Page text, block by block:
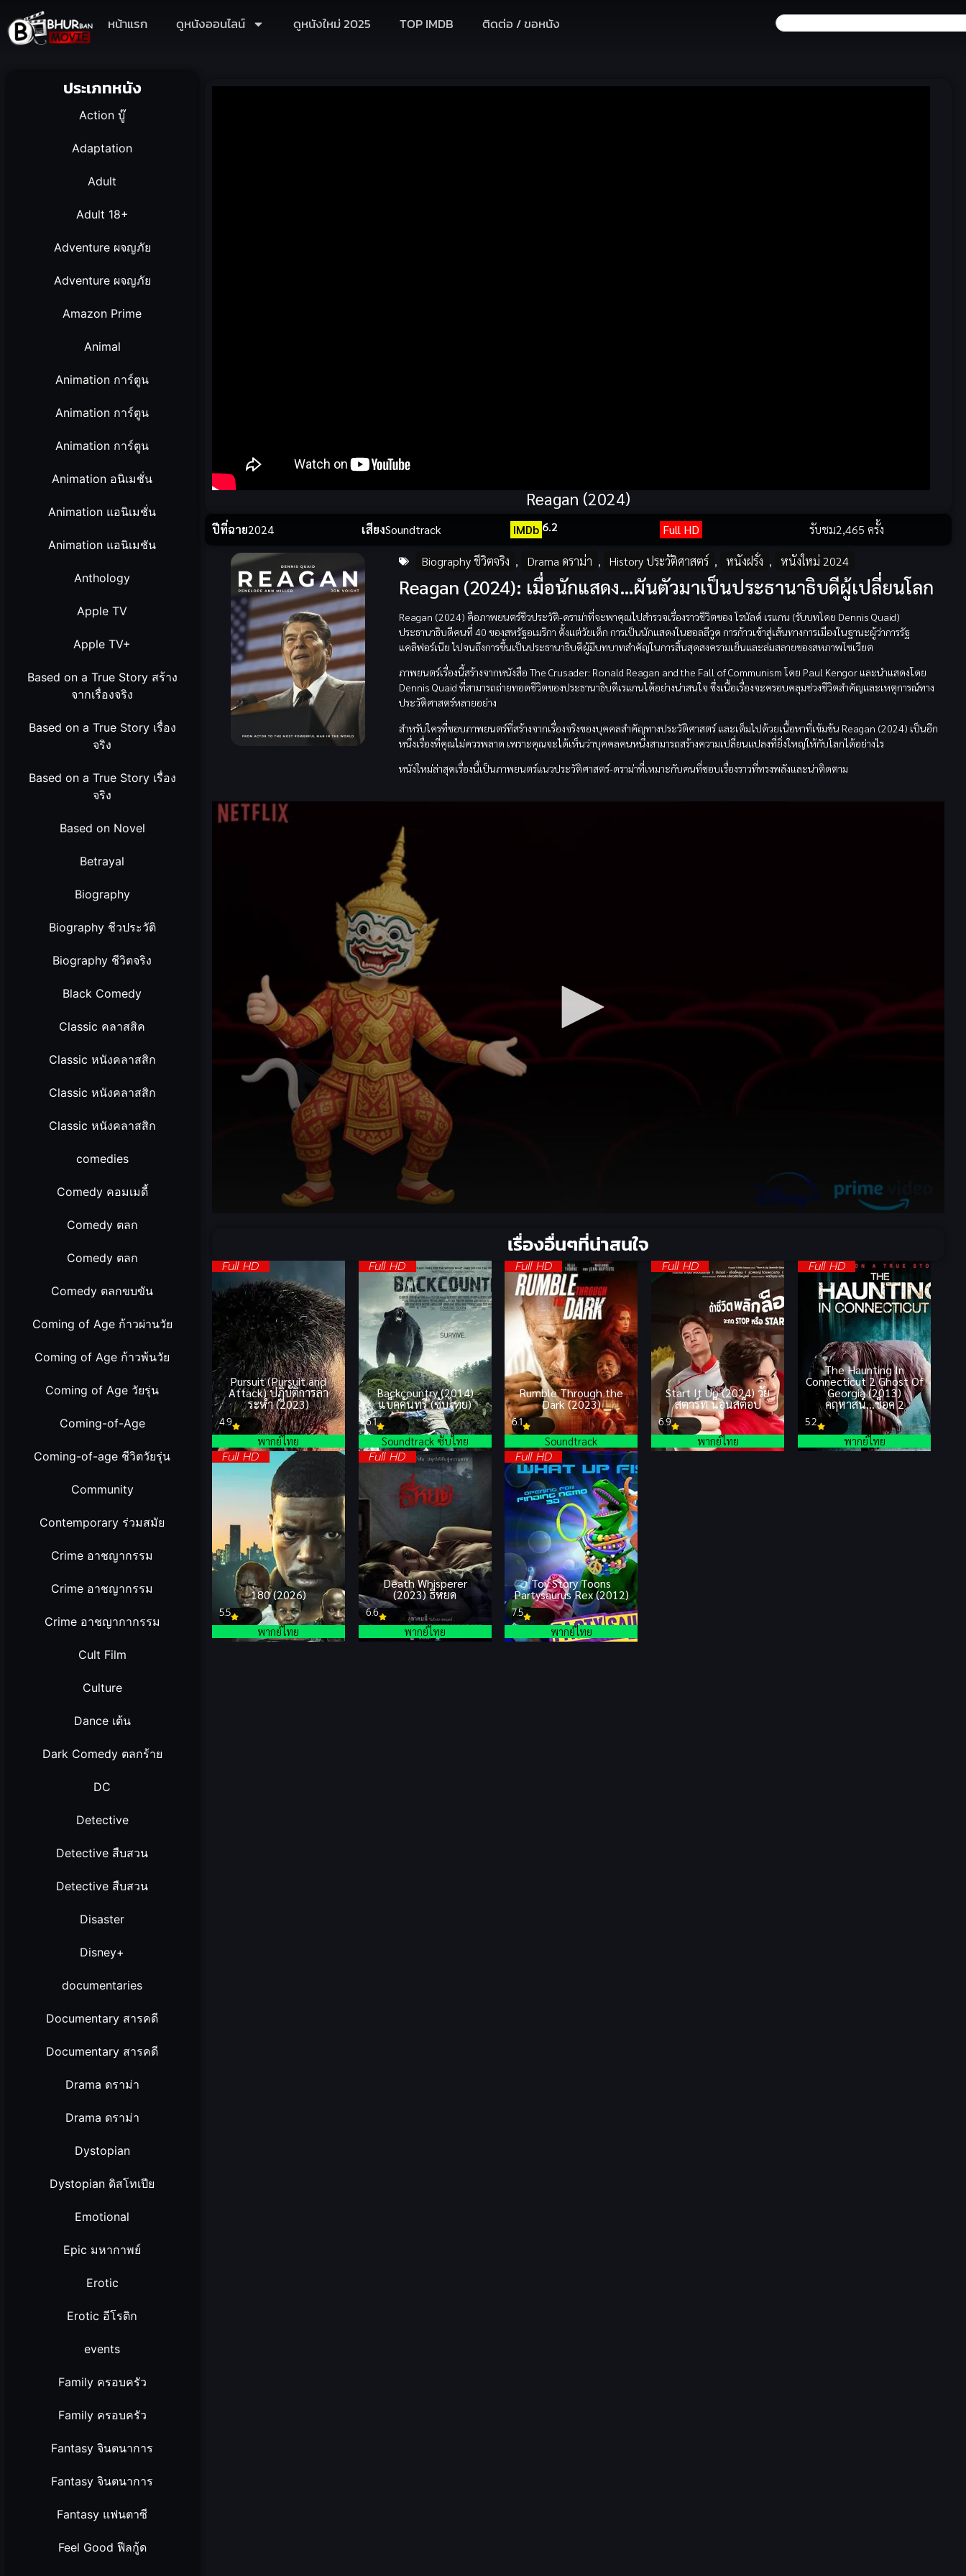
หน้าแรก ดูหนังออนไลน์ ดูหนังใหม่ 2025 TOP IMDB ติดต่อ / ขอหนัง
ประเภทหนัง
Action บู๊
Adaptation
Adult
Adult 18+
Adventure ผจญภัย
Adventure ผจญภัย
Amazon Prime
Animal
Animation การ์ตูน
Animation การ์ตูน
Animation การ์ตูน
Animation อนิเมชั่น
Animation แอนิเมชั่น
Animation แอนิเมชัน
Anthology
Apple TV
Apple TV+
Based on a True Story สร้าง
จากเรื่องจริง
Based on a True Story เรื่อง
จริง
Based on a True Story เรื่อง
จริง
Based on Novel
Betrayal
Biography
Biography ชีวประวัติ
Biography ชีวิตจริง
Black Comedy
Classic คลาสสิค
Classic หนังคลาสสิก
Classic หนังคลาสสิก
Classic หนังคลาสสิก
comedies
Comedy คอมเมดี้
Comedy ตลก
Comedy ตลก
Comedy ตลกขบขัน
Coming of Age ก้าวผ่านวัย
Coming of Age ก้าวพ้นวัย
Coming of Age วัยรุ่น
Coming-of-Age
Coming-of-age ชีวิตวัยรุ่น
Community
Contemporary ร่วมสมัย
Crime อาชญากรรม
Crime อาชญากรรม
Crime อาชญากากรรม
Cult Film
Culture
Dance เต้น
Dark Comedy ตลกร้าย
DC
Detective
Detective สืบสวน
Detective สืบสวน
Disaster
Disney+
documentaries
Documentary สารคดี
Documentary สารคดี
Drama ดราม่า
Drama ดราม่า
Dystopian
Dystopian ดิสโทเปีย
Emotional
Epic มหากาพย์
Erotic
Erotic อีโรติก
events
Family ครอบครัว
Family ครอบครัว
Fantasy จินตนาการ
Fantasy จินตนาการ
Fantasy แฟนตาซี
Feel Good ฟีลกู้ด
Reagan (2024)
ปีที่ฉาย2024 เสียงSoundtrack IMDb 6.2 Full HD รับชม2,465 ครั้ง
Biography ชีวิตจริง , Drama ดราม่า , History ประวัติศาสตร์ , หนังฝรั่ง , หนังใหม่ 2024
Reagan (2024): เมื่อนักแสดง…ผันตัวมาเป็นประธานาธิบดีผู้เปลี่ยนโลก
Reagan (2024) คือภาพยนตร์ชีวประวัติ-ดราม่าที่จะพาคุณไปสำรวจเรื่องราวชีวิตของ โรนัลด์ เรแกน (รับบทโดย Dennis Quaid)
ประธานาธิบดีคนที่ 40 ของสหรัฐอเมริกา ตั้งแต่วัยเด็ก การเป็นนักแสดงในฮอลลีวูด การก้าวเข้าสู่เส้นทางการเมืองในฐานะผู้ว่าการรัฐ
แคลิฟอร์เนีย ไปจนถึงการขึ้นเป็นประธานาธิบดีผู้มีบทบาทสำคัญในการสิ้นสุดสงครามเย็นและล่มสลายของสหภาพโซเวียต
ภาพยนตร์เรื่องนี้สร้างจากหนังสือ The Crusader: Ronald Reagan and the Fall of Communism โดย Paul Kengor และนำแสดงโดย
Dennis Quaid ที่สามารถถ่ายทอดชีวิตของประธานาธิบดีเรแกนได้อย่างน่าสนใจ ซึ่งเนื้อเรื่องจะครอบคลุมช่วงชีวิตสำคัญและเหตุการณ์ทาง
ประวัติศาสตร์หลายอย่าง
สำหรับใครที่ชอบภาพยนตร์ที่สร้างจากเรื่องจริงของบุคคลสำคัญทางประวัติศาสตร์ และเต็มไปด้วยเนื้อหาที่เข้มข้น Reagan (2024) เป็นอีก
หนึ่งเรื่องที่คุณไม่ควรพลาด เพราะคุณจะได้เห็นว่าบุคคลคนหนึ่งสามารถสร้างความเปลี่ยนแปลงที่ยิ่งใหญ่ให้กับโลกได้อย่างไร
หนังใหม่ล่าสุดเรื่องนี้เป็นภาพยนตร์แนวประวัติศาสตร์-ดราม่าที่เหมาะกับคนที่ชอบเรื่องราวที่ทรงพลังและน่าติดตาม
เรื่องอื่นๆที่น่าสนใจ
Full HD
Pursuit (Pursuit and
Attack) ปฏิบัติการล่า
ระห่ำ (2023)
4.9
พากย์ไทย
Full HD
Backcountry (2014)
แบ็คคันทรี่ (ซับไทย)
6.1
Soundtrack ซับไทย
Full HD
Rumble Through the
Dark (2023)
6.1
Soundtrack
Full HD
Start It Up (2024) วัย
สตาร์ท น็อนสต็อป
6.9
พากย์ไทย
Full HD
The Haunting In
Connecticut 2 Ghost Of
Georgia (2013)
คฤหาสน์…ช็อค 2
5.2
พากย์ไทย
Full HD
180 (2026)
5.5
พากย์ไทย
Full HD
Death Whisperer
(2023) ธี่หยด
6.6
พากย์ไทย
Full HD
Toy Story Toons
Partysaurus Rex (2012)
7.5
พากย์ไทย